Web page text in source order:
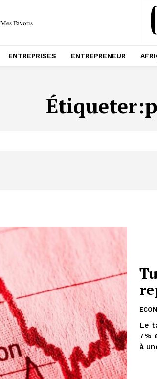
Mes Favoris
ENTREPRISES ENTREPRENEUR
Étiqueter:
Le
7%
à